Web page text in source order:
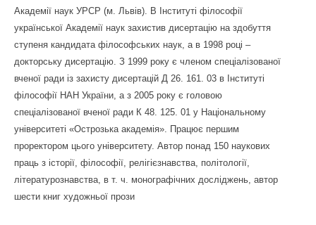
Академії наук УРСР (м. Львів). В Інституті філософії
української Академії наук захистив дисертацію на здобуття
ступеня кандидата філософських наук, а в 1998 році –
докторську дисертацію. З 1999 року є членом спеціалізованої
вченої ради із захисту дисертацій Д 26. 161. 03 в Інституті
філософії НАН України, а з 2005 року є головою
спеціалізованої вченої ради К 48. 125. 01 у Національному
університеті «Острозька академія». Працює першим
проректором цього університету. Автор понад 150 наукових
праць з історії, філософії, релігієзнавства, політології,
літературознавства, в т. ч. монографічних досліджень, автор
шести книг художньої прози